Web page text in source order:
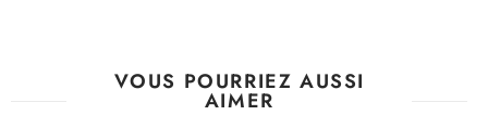
VOUS POURRIEZ AUSSI
AIMER